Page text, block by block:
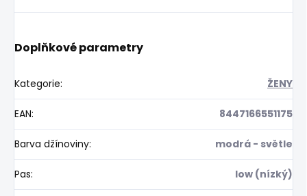
Doplňkové parametry
Kategorie: ŽENY
EAN: 8447166551175
Barva džínoviny: modrá - světle
Pas: low (nízký)